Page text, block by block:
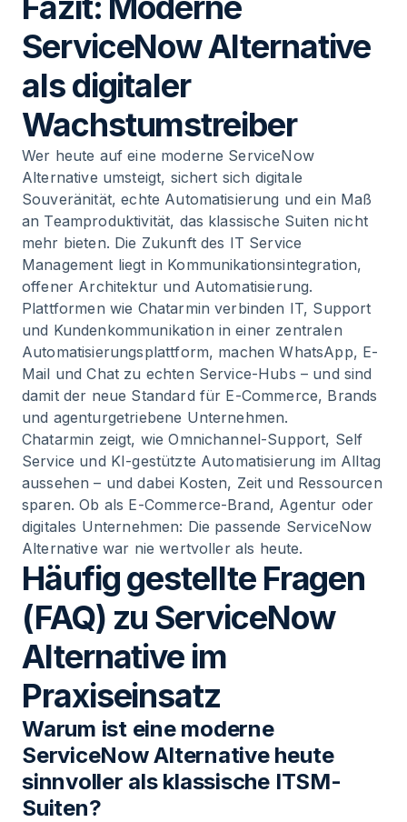
ServiceNow Alternative
als digitaler
Wachstumstreiber
Wer heute auf eine moderne ServiceNow
Alternative umsteigt, sichert sich digitale
Souveränität, echte Automatisierung und ein Maß
an Teamproduktivität, das klassische Suiten nicht
mehr bieten. Die Zukunft des IT Service
Management liegt in Kommunikationsintegration,
offener Architektur und Automatisierung.
Plattformen wie Chatarmin verbinden IT, Support
und Kundenkommunikation in einer zentralen
Automatisierungsplattform, machen WhatsApp, E-
Mail und Chat zu echten Service-Hubs – und sind
damit der neue Standard für E-Commerce, Brands
und agenturgetriebene Unternehmen.
Chatarmin zeigt, wie Omnichannel-Support, Self
Service und KI-gestützte Automatisierung im Alltag
aussehen – und dabei Kosten, Zeit und Ressourcen
sparen. Ob als E-Commerce-Brand, Agentur oder
digitales Unternehmen: Die passende ServiceNow
Alternative war nie wertvoller als heute.
Häufig gestellte Fragen
(FAQ) zu ServiceNow
Alternative im
Praxiseinsatz
Warum ist eine moderne
ServiceNow Alternative heute
sinnvoller als klassische ITSM-
Suiten?